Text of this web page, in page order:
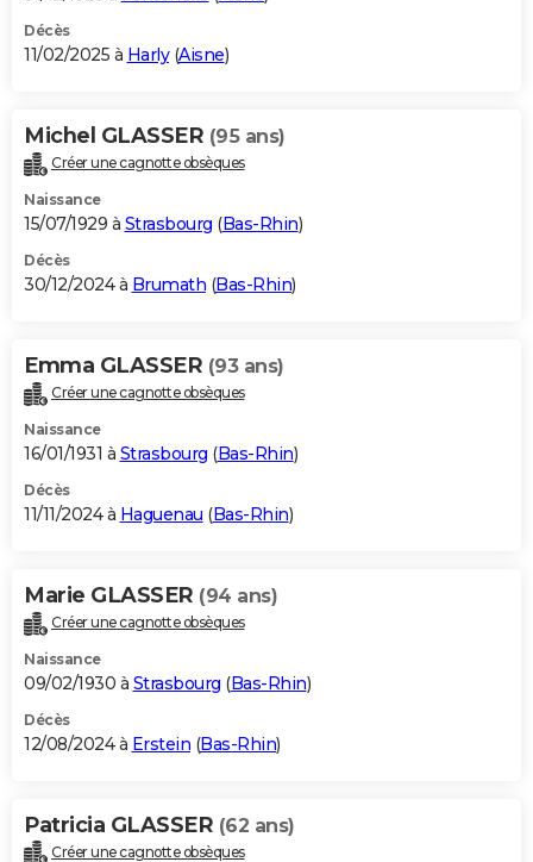
Décès
11/02/2025 à Harly(Aisne)
Michel GLASSER (95 ans)
Créer une cagnotte obsèques
Naissance
15/07/1929 à Strasbourg (Bas-Rhin)
Décès
30/12/2024 à Brumath (Bas-Rhin)
Emma GLASSER (93 ans)
Créer une cagnotte obsèques
Naissance
16/01/1931 à Strasbourg (Bas-Rhin)
Décès
11/11/2024 à Haguenau (Bas-Rhin)
Marie GLASSER (94 ans)
Créer une cagnotte obsèques
Naissance
09/02/1930 à Strasbourg (Bas-Rhin)
Décès
12/08/2024 à Erstein (Bas-Rhin)
Patricia GLASSER (62 ans)
Créer une cagnotte obsèques